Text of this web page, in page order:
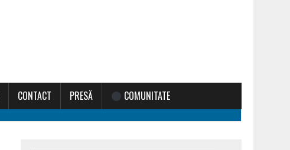
CONTACT PRESĂ COMUNITATE